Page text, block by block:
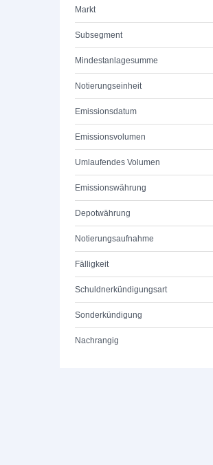
Markt
Subsegment
Mindestanlagesumme
Notierungseinheit
Emissionsdatum
Emissionsvolumen
Umlaufendes Volumen
Emissionswährung
Depotwährung
Notierungsaufnahme
Fälligkeit
Schuldnerkündigungsart
Sonderkündigung
Nachrangig